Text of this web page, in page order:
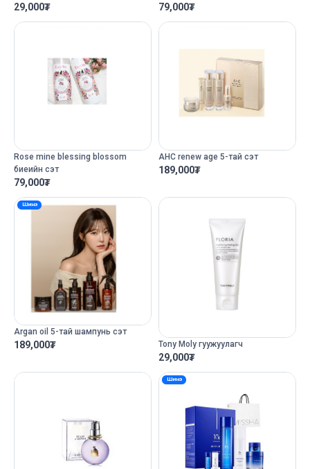
29,000₮ 79,000₮
Rose mine blessing blossom
биеийн сэт
79,000₮
AHC renew age 5-тай сэт
189,000₮
Шинэ
Argan oil 5-тай шампунь сэт
189,000₮ Tony Moly гуужуулагч
29,000₮
Шинэ